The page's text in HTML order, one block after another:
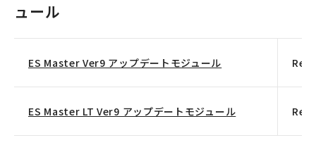
ュール
ES Master Ver9 アップデートモジュール
ES Master LT Ver9 アップデートモジュール